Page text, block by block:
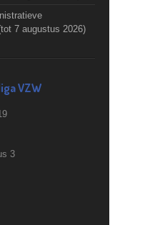
7 augustus 2026)
VZW
3